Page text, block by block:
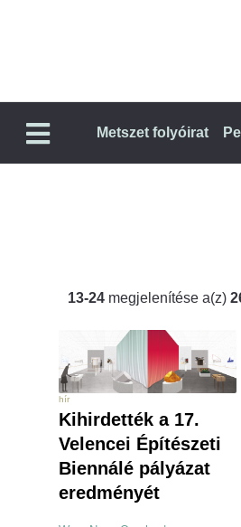
Metszet folyóirat
13-24 megjelenítése a(z)
hír
Kihirdették a 17.
Velencei Építészeti
Biennálé pályázat
eredményét